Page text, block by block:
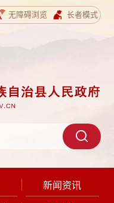
无障碍浏览 长者模式
新闻资讯